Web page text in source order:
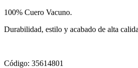
100% Cuero Vacuno.
Durabilidad, estilo y acabado de alta
Código: 35614801